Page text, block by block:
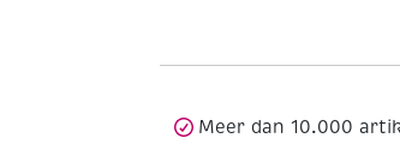
Meer dan 10.000